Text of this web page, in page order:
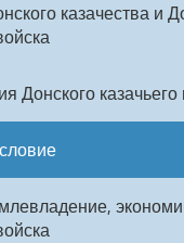
казачества и
Донского казачьего